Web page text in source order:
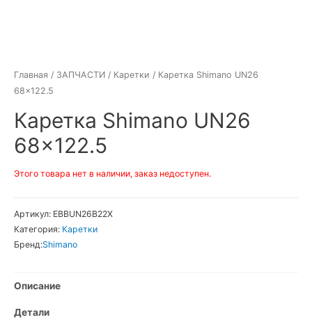
Главная / ЗАПЧАСТИ / Каретки / Каретка Shimano UN26
68×122.5
Каретка Shimano UN26
68×122.5
Этого товара нет в наличии, заказ недоступен.
Артикул: EBBUN26B22X
Категория: Каретки
Бренд:Shimano
Описание
Детали